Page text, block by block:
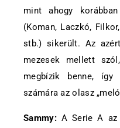
mint ahogy
(Koman, Laczkó,
stb.) sikerült. Az
mezesek mellett
megbízik benne,
számára az olasz
Sammy: A Serie A az